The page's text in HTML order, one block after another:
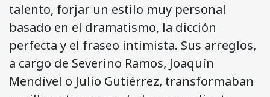
talento, forjar un estilo muy personal
basado en el dramatismo, la dicción
perfecta y el fraseo intimista. Sus arreglos,
a cargo de Severino Ramos, Joaquín
Mendível o Julio Gutiérrez, transformaban